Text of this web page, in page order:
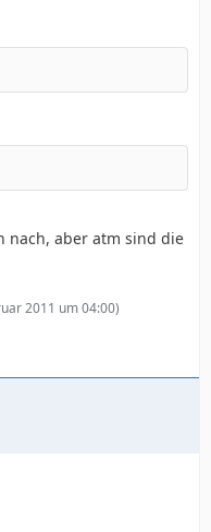
nach, aber atm sind die
2011 um 04:00)